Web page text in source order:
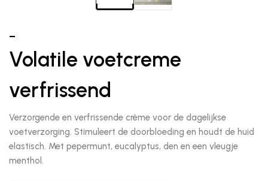
–
Volatile voetcreme
verfrissend
Verzorgende en verfrissende crème voor de dagelijkse
voetverzorging. Stimuleert de doorbloeding en houdt de huid
elastisch. Met pepermunt, eucalyptus, den en een vleugje
menthol.